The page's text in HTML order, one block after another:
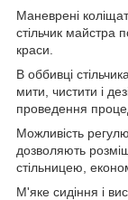
Маневрені
стільчик майстра
краси.
В оббивці
мити, чистити і
проведення
Можливість
дозволяють
стільницею,
М'яке сидіння і